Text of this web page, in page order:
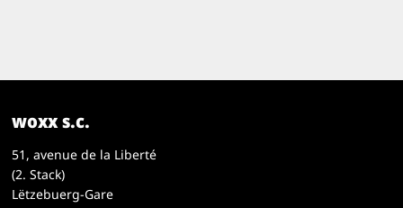
woxx s.c.
51, avenue de la Liberté
(2. Stack)
Lëtzebuerg-Gare